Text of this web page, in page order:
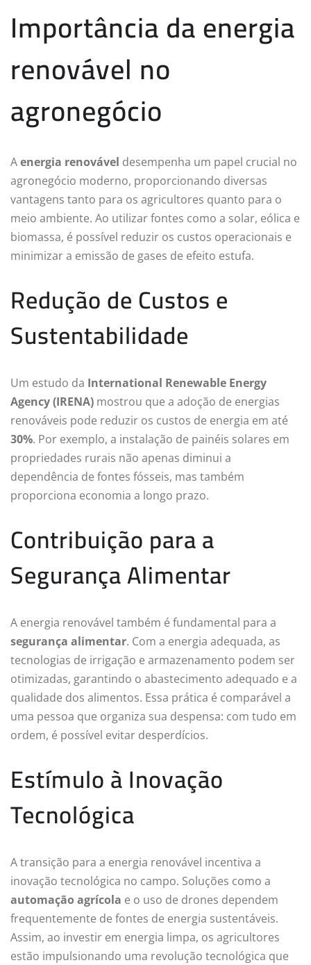
Importância da energia
renovável no
agronegócio
Aenergia renovável desempenha um papel crucial no
agronegócio moderno, proporcionando diversas
vantagens tanto para os agricultores quanto para o
meio ambiente. Ao utilizar fontes como a solar, eólica e
biomassa, é possível reduzir os custos operacionais e
minimizar a emissão de gases de efeito estufa.
Redução de Custos e
Sustentabilidade
Um estudo da International Renewable Energy
Agency (IRENA) mostrou que a adoção de energias
renováveis pode reduzir os custos de energia em até
30%. Por exemplo, a instalação de painéis solares em
propriedades rurais não apenas diminui a
dependência de fontes fósseis, mas também
proporciona economia a longo prazo.
Contribuição para a
Segurança Alimentar
A energia renovável também é fundamental para a
segurança alimentar. Com a energia adequada, as
tecnologias de irrigação e armazenamento podem ser
otimizadas, garantindo o abastecimento adequado e a
qualidade dos alimentos. Essa prática é comparável a
uma pessoa que organiza sua despensa: com tudo em
ordem, é possível evitar desperdícios.
Estímulo à Inovação
Tecnológica
A transição para a energia renovável incentiva a
inovação tecnológica no campo. Soluções como a
automação agrícola e o uso de drones dependem
frequentemente de fontes de energia sustentáveis.
Assim, ao investir em energia limpa, os agricultores
estão impulsionando uma revolução tecnológica que